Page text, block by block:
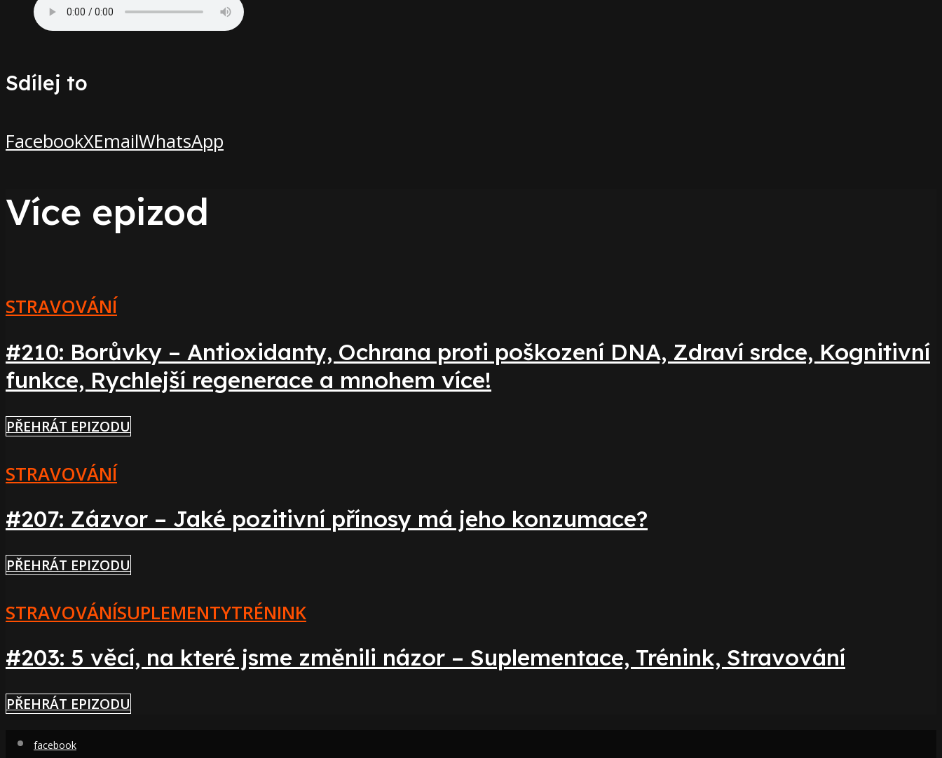
Sdílej to
FacebookXEmailWhatsApp
Více epizod
STRAVOVÁNÍ
#210: Borůvky – Antioxidanty, Ochrana proti poškození DNA, Zdraví srdce, Kognitivní
funkce, Rychlejší regenerace a mnohem více!
PŘEHRÁT EPIZODU
STRAVOVÁNÍ
#207: Zázvor – Jaké pozitivní přínosy má jeho konzumace?
PŘEHRÁT EPIZODU
STRAVOVÁNÍSUPLEMENTYTRÉNINK
#203: 5 věcí, na které jsme změnili názor – Suplementace, Trénink, Stravování
PŘEHRÁT EPIZODU
facebook